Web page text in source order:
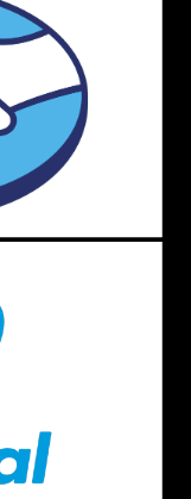
North Face
casacosde alta
suas
populares
ajaqueta Resolve
atividades,
diário. Alguns
ao ar livre
sua linha de
ao ar livre,
Itens como
Cat's Meow